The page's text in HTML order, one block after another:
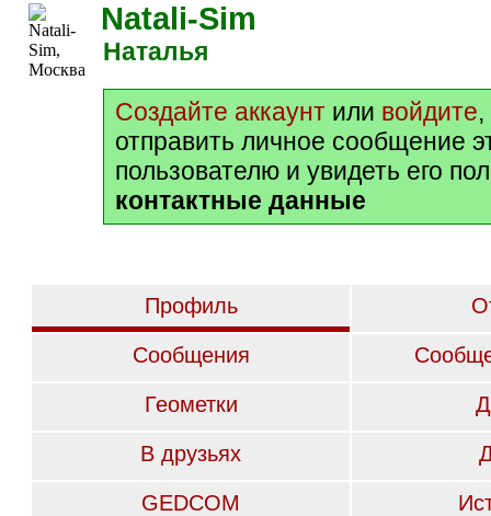
Natali-Sim
Наталья
Создайте аккаунт или войдите
отправить личное сообщение
пользователю и увидеть его
контактные данные
Профиль
Сообщения
Геометки
В друзьях
GEDCOM